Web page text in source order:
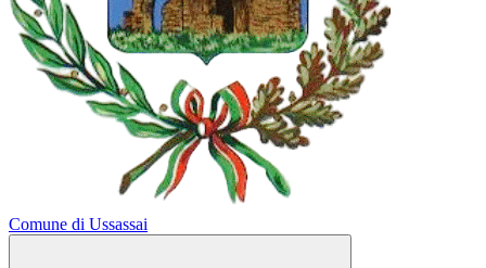
Comune di Ussassai